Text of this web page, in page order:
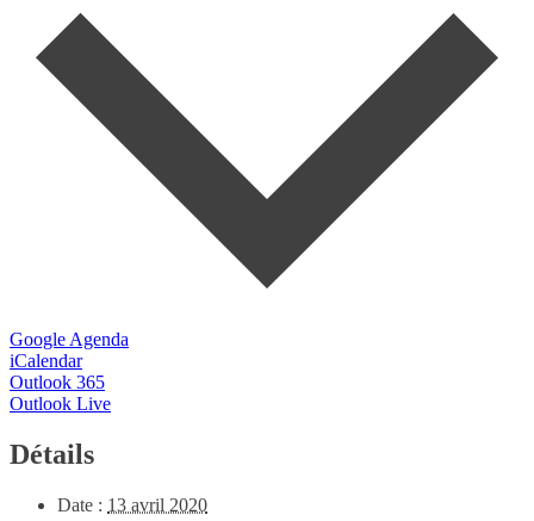
Google Agenda
iCalendar
Outlook 365
Outlook Live
Détails
Date : 13 avril 2020